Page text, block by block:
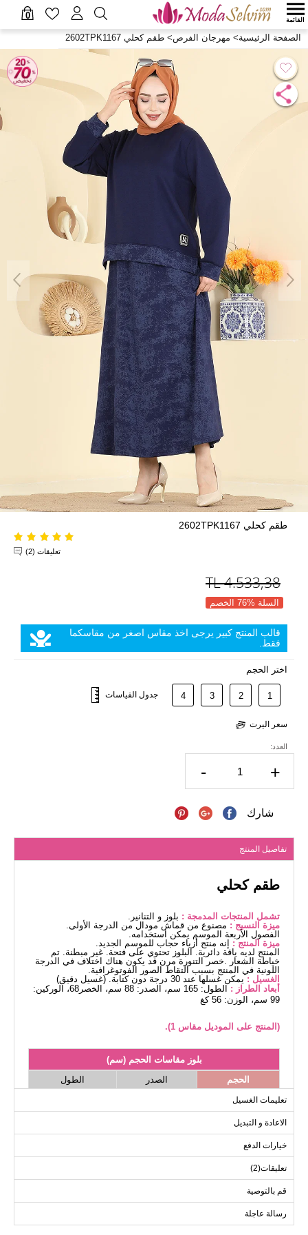
0 القائمة
الصفحة الرئيسية> مهرجان الفرص> طقم كحلي 2602TPK1167
طقم كحلي 2602TPK1167
تعليقات (2)
4.533,38
TL
السلة %76 الخصم
قالب المنتج كبير يرجى اخذ مقاس اصغر من مقاسكما
فقط.
اختر الحجم
1
2
3
4 جدول القياسات
سعر اليرت
العدد:
- +
شارك
تفاصيل المنتج
طقم كحلي
تشمل المنتجات المدمجة : بلوز و التنانير.
ميزة النسيج : مصنوع من قماش مودال من الدرجة الأولى.
الفصول الأربعة الموسم يمكن استخدامه.
ميزة المنتج : إنه منتج أزياء حجاب للموسم الجديد.
المنتج لديه ياقة دائرية. البلوز تحتوي على فتحة. غير مبطنة. تم
خياطة الشعار .خصر التنورة مرن قد يكون هناك اختلاف في الدرجة
اللونية في المنتج بسبب التقاط الصور الفوتوغرافية.
الغسيل : يمكن غسلها عند 30 درجة دون كتابة. (غسيل دقيق)
أبعاد الطراز :
الطول: 165 سم، الصدر: 88 سم، الخصر68، الوركين:
99 سم، الوزن: 56 كغ
(المنتج على الموديل مقاس 1).
بلوز مقاسات الحجم (سم)
الحجم
الصدر
الطول
1
3
126
60
تعليمات الغسيل
الاعادة و التبديل
خيارات الدفع
تعليقات(2)
قم بالتوصية
رسالة عاجلة